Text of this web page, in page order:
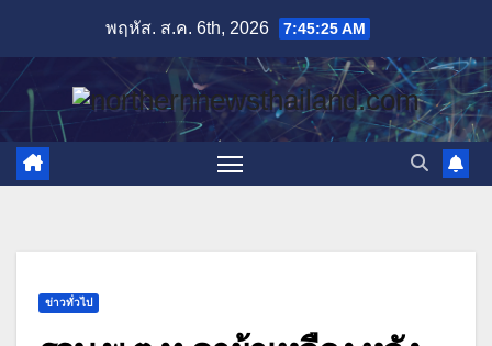
content
พฤหัส. ส.ค. 6th, 2026 7:45:26 AM
ข่าวทั่วไป